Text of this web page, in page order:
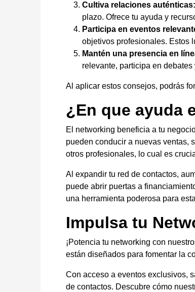
Cultiva relaciones auténticas:
plazo. Ofrece tu ayuda y
Participa en eventos
objetivos profesionales. Estos
Mantén una presencia en
relevante, participa en
Al aplicar estos consejos, podrás
¿En que ayuda
El networking beneficia a tu
pueden conducir a nuevas ventas,
otros profesionales, lo cual es
Al expandir tu red de contactos,
puede abrir puertas a
una herramienta poderosa para
Impulsa tu
¡Potencia tu networking con
están diseñados para fomentar la
Con acceso a eventos exclusivos,
de contactos. Descubre cómo